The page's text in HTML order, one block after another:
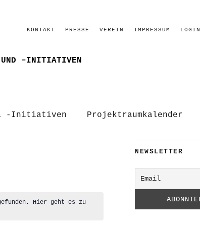
KONTAKT PRESSE VEREIN IMPRESSUM LOGIN
UND –INITIATIVEN
-Initiativen Projektraumkalender
Hier geht es zu
NEWSLETTER